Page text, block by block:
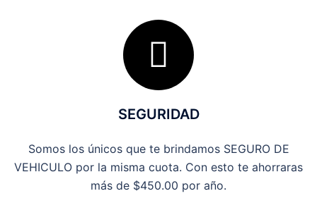
SEGURIDAD
Somos los únicos que te brindamos SEGURO DE
VEHICULO por la misma cuota. Con esto te ahorraras
más de $450.00 por año.